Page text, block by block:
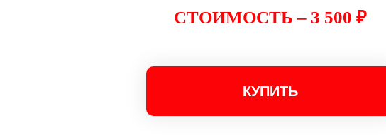
СТОИМОСТЬ – 3 500 ₽
КУПИТЬ